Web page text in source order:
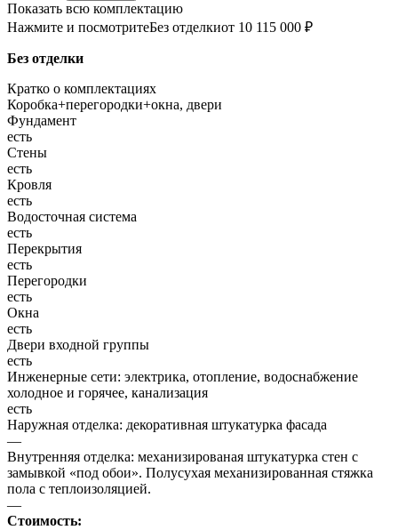
Показать всю комплектацию
Нажмите и посмотритеБез отделкиот 10 115 000 ₽
Без отделки
Кратко о комплектациях
Коробка+перегородки+окна, двери
Фундамент
есть
Стены
есть
Кровля
есть
Водосточная система
есть
Перекрытия
есть
Перегородки
есть
Окна
есть
Двери входной группы
есть
Инженерные сети: электрика, отопление, водоснабжение
холодное и горячее, канализация
есть
Наружная отделка: декоративная штукатурка фасада
—
Внутренняя отделка: механизированая штукатурка стен с
замывкой «под обои». Полусухая механизированная стяжка
пола с теплоизоляцией.
—
Стоимость: